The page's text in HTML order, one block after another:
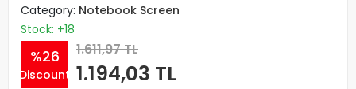
Category: Notebook Screen
Stock: +18
%26
Discount
1.611,97 TL
1.194,03 TL